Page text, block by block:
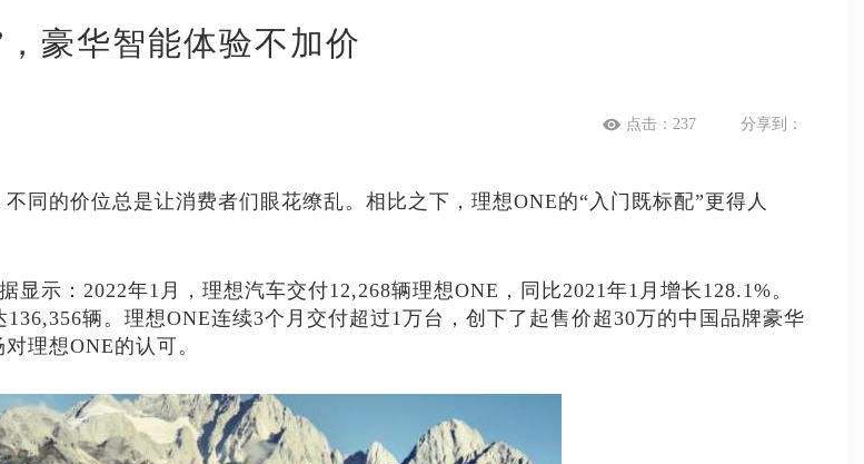
豪华智能体验不加价
点击： 237 分享到：
的价位总是让消费者们眼花缭乱。相比之下，理想ONE的“入门既标配”更得人
示：2022年1月，理想汽车交付12,268辆理想ONE，同比2021年1月增长128.1%。
辆。理想ONE连续3个月交付超过1万台，创下了起售价超30万的中国品牌豪华
理想ONE的认可。